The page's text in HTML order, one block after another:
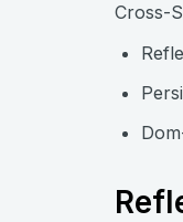
Cross-